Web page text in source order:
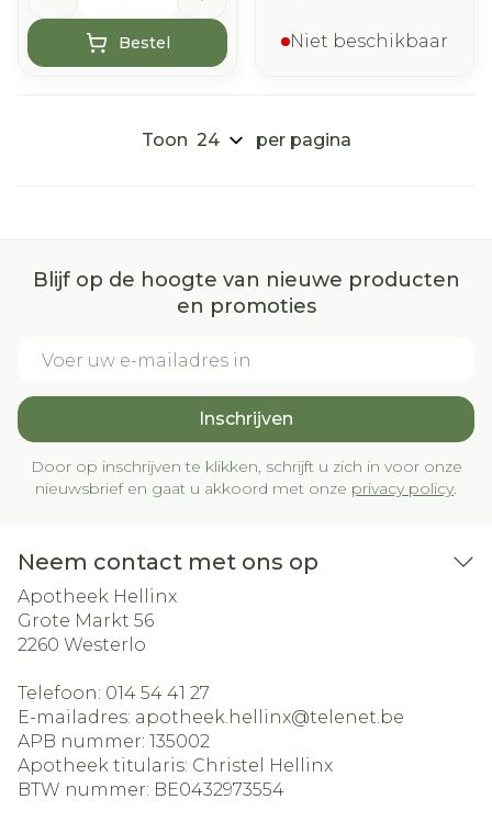
Bestel Niet beschikbaar
Toon per pagina
Blijf op de hoogte van nieuwe producten
en promoties
Inschrijven
Door op inschrijven te klikken, schrijft u zich in voor onze
nieuwsbrief en gaat u akkoord met onze privacy policy.
Neem contact met ons op
Apotheek Hellinx
Grote Markt 56
2260 Westerlo
Telefoon: 014 54 41 27
E-mailadres: apotheek.hellinx@telenet.be
APB nummer: 135002
Apotheek titularis: Christel Hellinx
BTW nummer: BE0432973554